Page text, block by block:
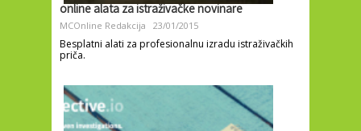
online alata za istraživačke novinare
MCOnline Redakcija 23/01/2015
Besplatni alati za profesionalnu izradu istraživačkih
priča.